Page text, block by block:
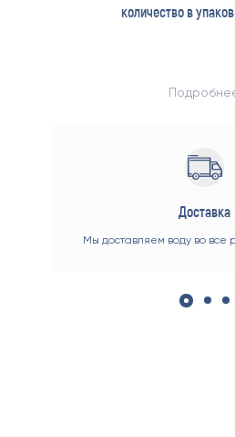
количество в
Доставка
Мы доставляем воду во все